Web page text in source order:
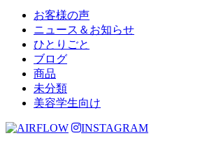
お客様の声
ニュース＆お知らせ
ひとりごと
ブログ
商品
未分類
美容学生向け
INSTAGRAM